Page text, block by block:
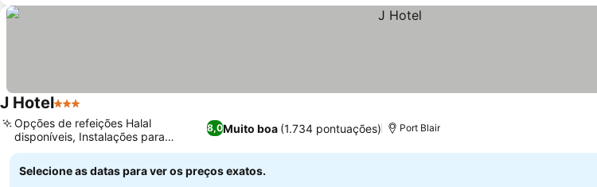
J Hotel3 Estrelas
8,0Muito boa (1.734 pontuações)
Opções de refeições Halal
disponíveis, Instalações para
eventos e reuniões
Port Blair
Selecione as datas para ver os preços exatos.